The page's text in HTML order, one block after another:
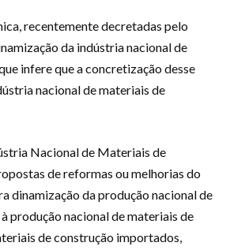
recentemente decretadas pelo
da indústria nacional de
infere que a concretização desse
nacional de materiais de
Nacional de Materiais de
de reformas ou melhorias do
dinamização da produção nacional de
produção nacional de materiais de
de construção importados,